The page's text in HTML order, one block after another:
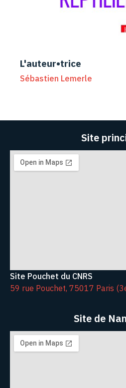
L'auteur•trice
Sébastien Lemerle
Site
Site Pouchet du CNRS
59 rue Pouchet, 75017 Paris
Site de